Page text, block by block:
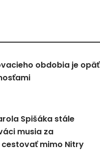
obdobia je opäť
Spišáka stále
musia za
mimo Nitry